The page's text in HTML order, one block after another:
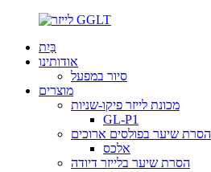
בַּיִת
אודותינו
סיור במפעל
מוצרים
מכונת לייזר פיקו-שניות
GL-P1
הסרת שיער בפולסים ארוכים
אלכס
הסרת שיער בלייזר דיודה